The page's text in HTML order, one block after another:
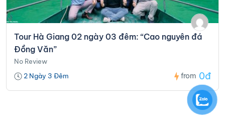
Tour Hà Giang 02 ngày 03 đêm: “Cao nguyên đá
Đồng Văn”
No Review
2 Ngày 3 Đêm
from 0đ